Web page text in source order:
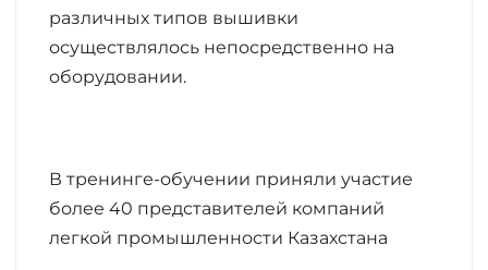
различных типов вышивки
осуществлялось непосредственно на
оборудовании.
В тренинге-обучении приняли участие
более 40 представителей компаний
легкой промышленности Казахстана